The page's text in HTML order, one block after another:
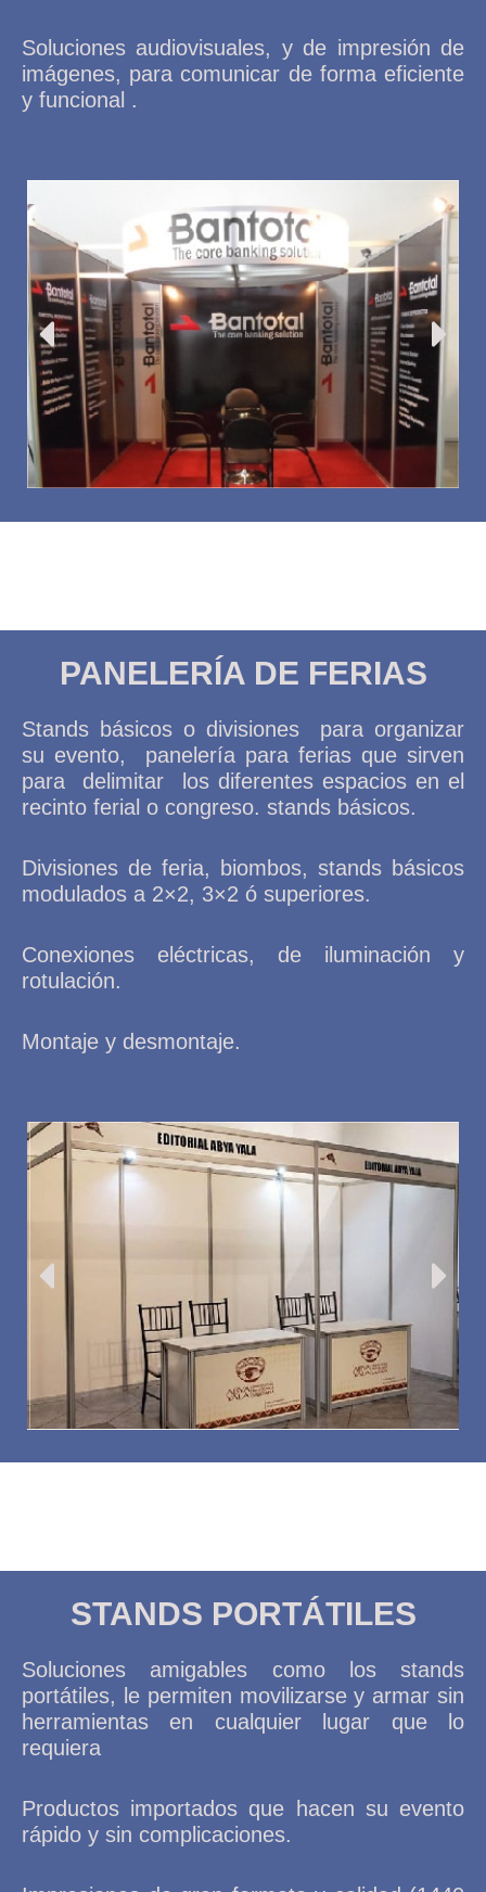
Soluciones audiovisuales, y de impresión de
imágenes, para comunicar de forma eficiente
y funcional .
PANELERÍA DE FERIAS
Stands básicos o divisiones para organizar
su evento, panelería para ferias que sirven
para delimitar los diferentes espacios en el
recinto ferial o congreso. stands básicos.
Divisiones de feria, biombos, stands básicos
modulados a 2×2, 3×2 ó superiores.
Conexiones eléctricas, de iluminación y
rotulación.
Montaje y desmontaje.
STANDS PORTÁTILES
Soluciones amigables como los stands
portátiles, le permiten movilizarse y armar sin
herramientas en cualquier lugar que lo
requiera
Productos importados que hacen su evento
rápido y sin complicaciones.